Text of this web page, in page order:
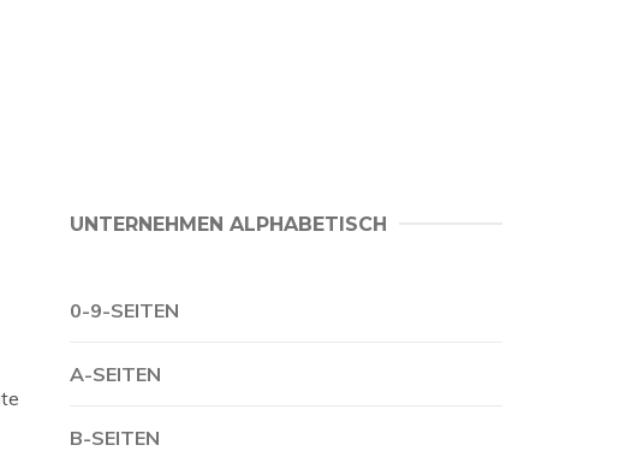
UNTERNEHMEN ALPHABETISCH
0-9-SEITEN
A-SEITEN
B-SEITEN